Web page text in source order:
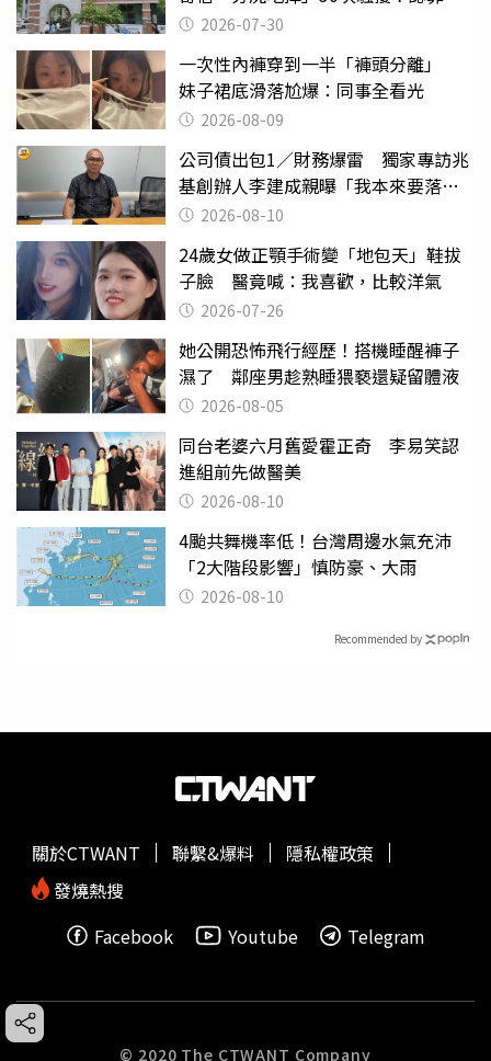
關 2026-07-30
一次性內褲穿到一半「褲頭分離」
妹子裙底滑落尬爆：同事全看光
2026-08-09
公司債出包1／財務爆雷 獨家專訪兆
基創辦人李建成親曝「我本來要落
跑」2026-08-10
24歲女做正顎手術變「地包天」鞋拔
子臉 醫竟喊：我喜歡，比較洋氣
2026-07-26
她公開恐怖飛行經歷！搭機睡醒褲子
濕了 鄰座男趁熟睡猥褻還疑留體液
2026-08-05
同台老婆六月舊愛霍正奇 李易笑認
進組前先做醫美
2026-08-10
4颱共舞機率低！台灣周邊水氣充沛
「2大階段影響」慎防豪、大雨
2026-08-10
Recommended by
關於CTWANT 聯繫&爆料
隱私權政策
發燒熱搜
Facebook
Youtube Telegram
© 2020 The CTWANT Company